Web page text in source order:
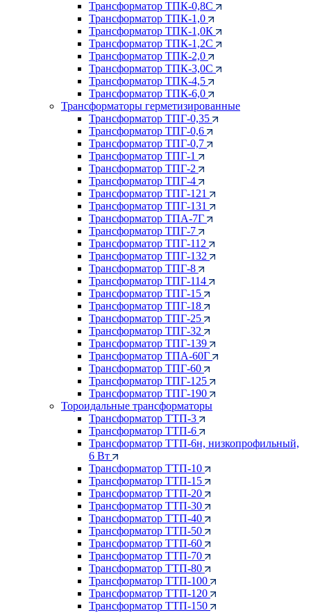
Трансформатор ТПК-0,8С
Трансформатор ТПК-1,0
Трансформатор ТПК-1,0К
Трансформатор ТПК-1,2С
Трансформатор ТПК-2,0
Трансформатор ТПК-3,0С
Трансформатор ТПК-4,5
Трансформатор ТПК-6,0
Трансформаторы герметизированные
Трансформатор ТПГ-0,35
Трансформатор ТПГ-0,6
Трансформатор ТПГ-0,7
Трансформатор ТПГ-1
Трансформатор ТПГ-2
Трансформатор ТПГ-4
Трансформатор ТПГ-121
Трансформатор ТПГ-131
Трансформатор ТПА-7Г
Трансформатор ТПГ-7
Трансформатор ТПГ-112
Трансформатор ТПГ-132
Трансформатор ТПГ-8
Трансформатор ТПГ-114
Трансформатор ТПГ-15
Трансформатор ТПГ-18
Трансформатор ТПГ-25
Трансформатор ТПГ-32
Трансформатор ТПГ-139
Трансформатор ТПА-60Г
Трансформатор ТПГ-60
Трансформатор ТПГ-125
Трансформатор ТПГ-190
Тороидальные трансформаторы
Трансформатор ТТП-3
Трансформатор ТТП-6
Трансформатор ТТП-6н, низкопрофильный,
6 Вт
Трансформатор ТТП-10
Трансформатор ТТП-15
Трансформатор ТТП-20
Трансформатор ТТП-30
Трансформатор ТТП-40
Трансформатор ТТП-50
Трансформатор ТТП-60
Трансформатор ТТП-70
Трансформатор ТТП-80
Трансформатор ТТП-100
Трансформатор ТТП-120
Трансформатор ТТП-150